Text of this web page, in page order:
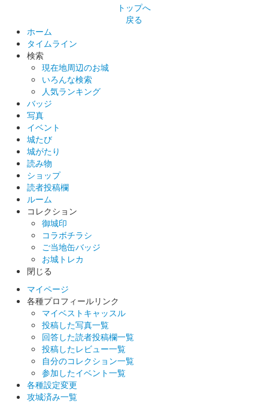
よしつぐの日 関ヶ原版
販売終了
「敦賀城」の文字は地元の福井県立敦賀高等学校書道部による揮
毫。限定25枚。
敦賀城 御城印
販売終了
令和8年4月12日に開催された福知山お城まつりで福知山城本丸
広場の御城印販売ブースで販売された御城印。限定50枚。
敦賀城 御城印
販売終了
2025年12月20、21日に開催されたお城EXPO2025内の「越前の
城、若狭の城」ブースで販売された御城印。
敦賀城 御城印 お城EXPO2025限定クイズ版
配布終了
2025年12月20、21日に開催されたお城EXPO2025内の「越前の
城、若狭の城」ブースでふくい城めぐりクイズ大会に参加した方
に配布された御城印。
トップへ
戻る
ホーム
タイムライン
検索
現在地周辺のお城
いろんな検索
人気ランキング
バッジ
写真
イベント
城たび
城がたり
読み物
ショップ
読者投稿欄
ルーム
コレクション
御城印
コラボチラシ
ご当地缶バッジ
お城トレカ
閉じる
マイページ
各種プロフィールリンク
マイベストキャッスル
投稿した写真一覧
回答した読者投稿欄一覧
投稿したレビュー一覧
自分のコレクション一覧
参加したイベント一覧
各種設定変更
攻城済み一覧